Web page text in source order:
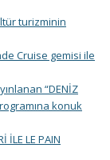
turizminin
Cruise gemisi ile
“DENİZ
konuk
İLE LE PAIN